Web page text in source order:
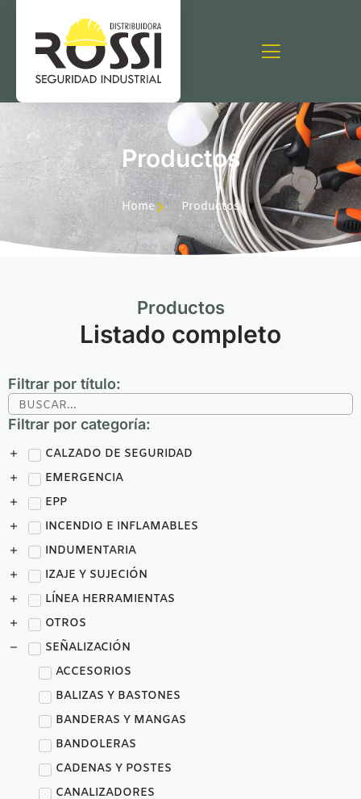
Productos
Home Productos
Productos
Listado completo
Filtrar por título:
Filtrar por categoría:
CALZADO DE SEGURIDAD
EMERGENCIA
EPP
INCENDIO E INFLAMABLES
INDUMENTARIA
IZAJE Y SUJECIÓN
LÍNEA HERRAMIENTAS
OTROS
SEÑALIZACIÓN
ACCESORIOS
BALIZAS Y BASTONES
BANDERAS Y MANGAS
BANDOLERAS
CADENAS Y POSTES
CANALIZADORES